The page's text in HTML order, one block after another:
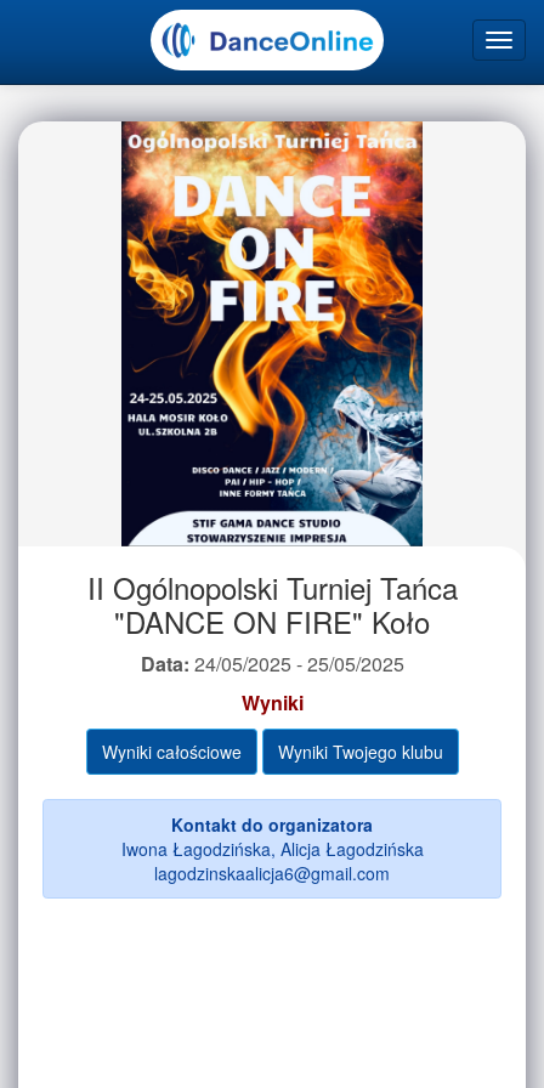
II Ogólnopolski Turniej Tańca
"DANCE ON FIRE" Koło
Data: 24/05/2025 - 25/05/2025
Wyniki
Wyniki całościowe Wyniki Twojego klubu
Kontakt do organizatora
Iwona Łagodzińska, Alicja Łagodzińska
lagodzinskaalicja6@gmail.com